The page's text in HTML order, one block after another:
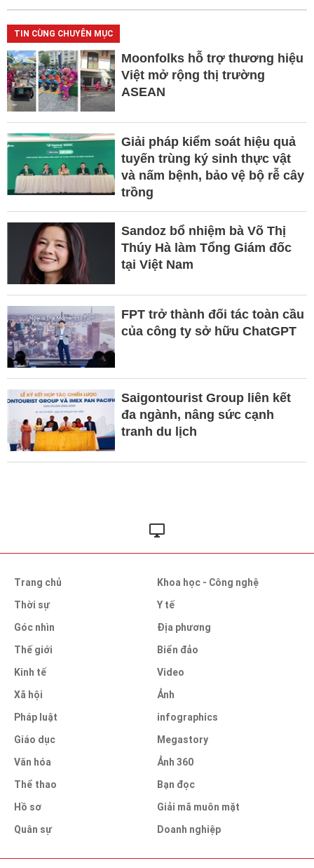
TIN CÙNG CHUYÊN MỤC
Moonfolks hỗ trợ thương hiệu
Việt mở rộng thị trường
ASEAN
Giải pháp kiểm soát hiệu quả
tuyến trùng ký sinh thực vật
và nấm bệnh, bảo vệ bộ rễ cây
trồng
Sandoz bổ nhiệm bà Võ Thị
Thúy Hà làm Tổng Giám đốc
tại Việt Nam
FPT trở thành đối tác toàn cầu
của công ty sở hữu ChatGPT
Saigontourist Group liên kết
đa ngành, nâng sức cạnh
tranh du lịch
Trang chủ
Thời sự
Góc nhìn
Thế giới
Kinh tế
Xã hội
Pháp luật
Giáo dục
Văn hóa
Thể thao
Hồ sơ
Quân sự
Khoa học - Công nghệ
Y tế
Địa phương
Biển đảo
Video
Ảnh
infographics
Megastory
Ảnh 360
Bạn đọc
Giải mã muôn mặt
Doanh nghiệp